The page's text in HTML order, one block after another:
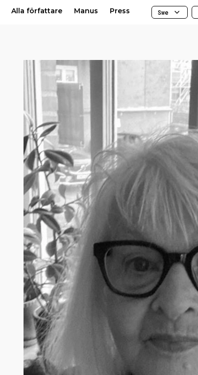
Alla författare Manus Press Swe